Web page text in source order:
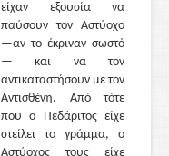
είχαν εξουσία να
παύσουν τον Αστύοχο
—αν το έκριναν σωστό
— και να τον
αντικαταστήσουν με τον
Αντισθένη. Από τότε
που ο Πεδάριτος είχε
στείλει το γράμμα, ο
Αστύοχος τους είχε